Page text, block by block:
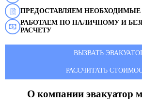
ПРЕДОСТАВЛЯЕМ
РАБОТАЕМ ПО НАЛИЧНОМУ И
РАСЧЕТУ
ВЫЗВАТЬ
РАССЧИТАТЬ
О компании эвакуатор